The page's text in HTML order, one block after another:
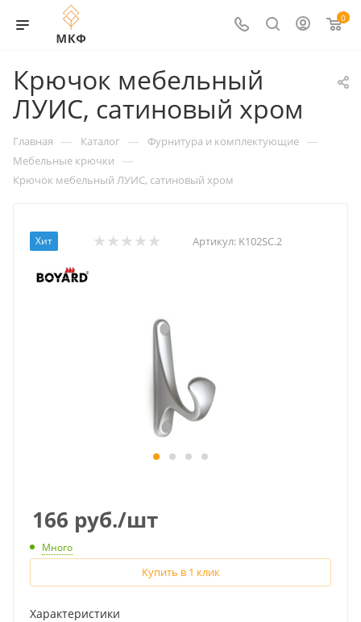
0
Крючок мебельный
ЛУИС, сатиновый хром
Главная — Каталог — Фурнитура и комплектующие —
Мебельные крючки —
Крючок мебельный ЛУИС, сатиновый хром
Хит Артикул: K102SC.2
166 руб./шт
Много
Купить в 1 клик
Характеристики